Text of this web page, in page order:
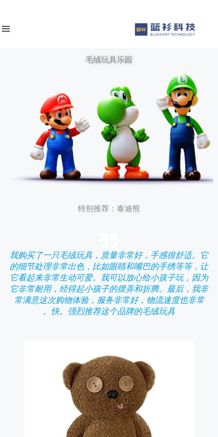
毛绒玩具乐园
特别推荐：泰迪熊
我购买了一只毛绒玩具，质量非常好，手感很舒适。它
的细节处理非常出色，比如眼睛和嘴巴的手绣等等，让
它看起来非常生动可爱。我可以放心给小孩子玩，因为
它非常耐用，经得起小孩子的摆弄和折腾。最后，我非
常满意这次购物体验，服务非常好，物流速度也非常
快。强烈推荐这个品牌的毛绒玩具。